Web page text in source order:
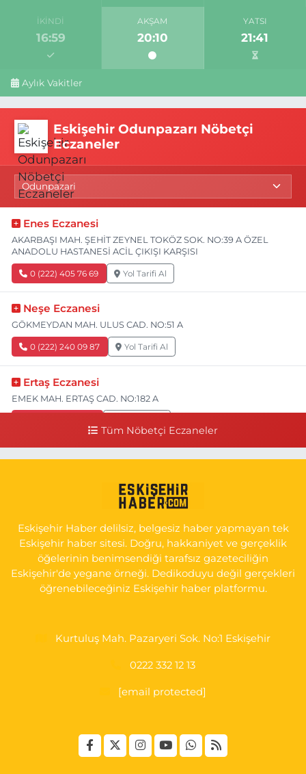
İKINDI
16:59
AKŞAM
20:10
YATSI
21:41
Aylık Vakitler
Eskişehir Odunpazarı Nöbetçi
Eczaneler
Enes Eczanesi
AKARBAŞI MAH. ŞEHİT ZEYNEL TOKÖZ SOK. NO:39 A ÖZEL
ANADOLU HASTANESİ ACİL ÇIKIŞI KARŞISI
0 (222) 405 76 69 Yol Tarifi Al
Neşe Eczanesi
GÖKMEYDAN MAH. ULUS CAD. NO:51 A
0 (222) 240 09 87 Yol Tarifi Al
Ertaş Eczanesi
EMEK MAH. ERTAŞ CAD. NO:182 A
YAN SOKAĞI POLİKLİNİK KAPISI TAM KARŞISI I
Yol Tarifi Al
Tüm Nöbetçi Eczaneler
Eskişehir Haber delilsiz, belgesiz haber yapmayan tek
Eskişehir haber sitesi. Doğru, hakkaniyet ve gerçeklik
öğelerinin benimsendiği tarafsız gazeteciliğin
Eskişehir'de yegane örneği. Dedikoduyu değil gerçekleri
öğrenebileceğiniz Eskişehir haber platformu.
Kurtuluş Mah. Pazaryeri Sok. No:1 Eskişehir
0222 332 12 13
[email protected]